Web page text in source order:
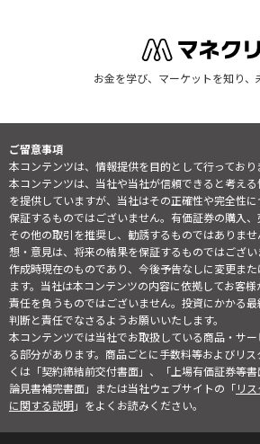
お金を学び、マーケットを知り、
ご留意事項
本コンテンツは、情報提供を目的として行っており
本コンテンツは、当社や当社が信頼できると考え
を提供していますが、当社はその正確性や完全性
保証するものではございません。有価証券の購入、
その他の取引を推奨し、勧誘するものではありま
想・意見は、将来の結果を保証するものではござ
作成時現在のものであり、今後予告なしに変更ま
ます。当社は本コンテンツの内容に依拠してお客
責任を負うものではございません。投資にかかる
判断と責任でなさるようお願いいたします。
本コンテンツでは当社でお取扱している商品・サ
る部分があります。商品ごとに手数料等およびリ
くは「契約締結前交付書面」、「上場有価証券等
論見書補完書面」または当社ウェブサイトの「リ
に関する説明」をよくお読みください。